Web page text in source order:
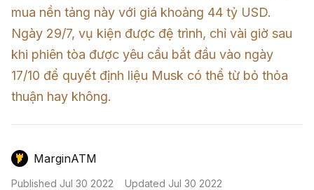
Kinh Nghiệm Đầu Tư
Sàn Giao Dịch
Công Cụ Đầu Tư
Mô Hình Biểu Đồ Giá
GameFi
Sign in
mua nền tảng này với giá khoảng 44 tỷ USD.
Ngày 29/7, vụ kiện được đệ trình, chỉ vài giờ sau
khi phiên tòa được yêu cầu bắt đầu vào ngày
17/10 để quyết định liệu Musk có thể từ bỏ thỏa
MarginATM
Published Jul 30 2022 Updated Jul 30 2022